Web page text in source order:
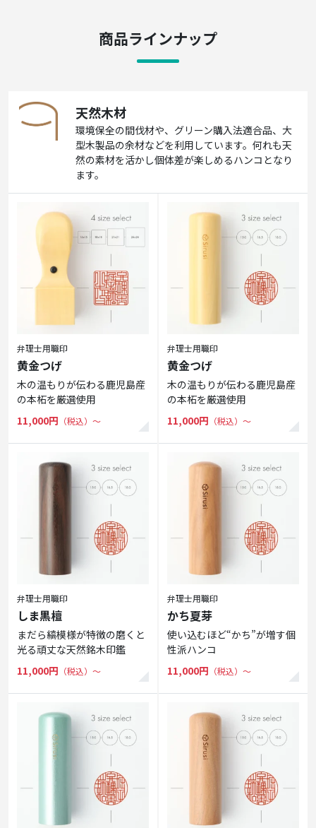
商品ラインナップ
天然木材
環境保全の間伐材や、グリーン購入法適合品、大
型木製品の余材などを利用しています。何れも天
然の素材を活かし個体差が楽しめるハンコとなり
ます。
弁理士用職印
黄金つげ
木の温もりが伝わる鹿児島産
の本柘を厳選使用
11,000円 （税込）〜
弁理士用職印
黄金つげ
木の温もりが伝わる鹿児島産
の本柘を厳選使用
11,000円 （税込）〜
弁理士用職印
しま黒檀
まだら縞模様が特徴の磨くと
光る頑丈な天然銘木印鑑
11,000円 （税込）〜
弁理士用職印
かち夏芽
使い込むほど“かち”が増す個
性派ハンコ
11,000円 （税込）〜